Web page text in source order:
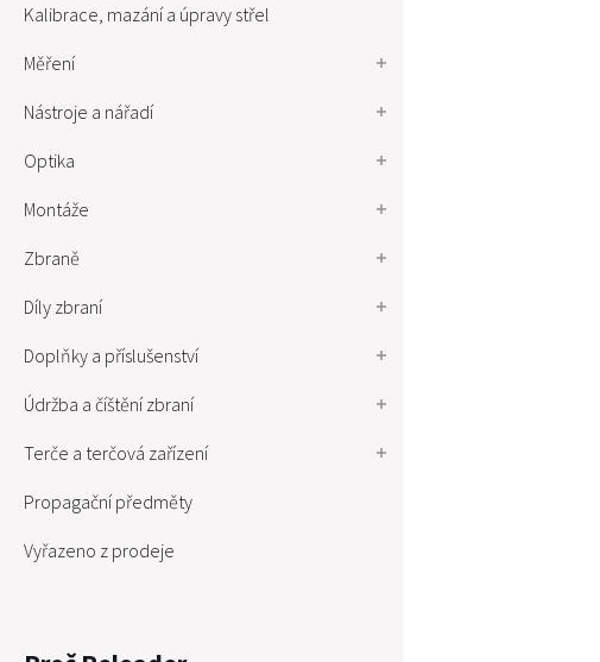
Kalibrace, mazání a úpravy střel
Měření
Nástroje a nářadí
Optika
Montáže
Zbraně
Díly zbraní
Doplňky a příslušenství
Údržba a číštění zbraní
Terče a terčová zařízení
Propagační předměty
Vyřazeno z prodeje